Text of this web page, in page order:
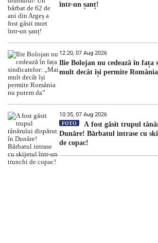
într-un șanț!
12:20, 07 Aug 2026
Ilie Bolojan nu cedează în fața
mult decât își permite
10:35, 07 Aug 2026
FOTO
A fost găsit trupul
Dunăre! Bărbatul intrase cu
de copac!